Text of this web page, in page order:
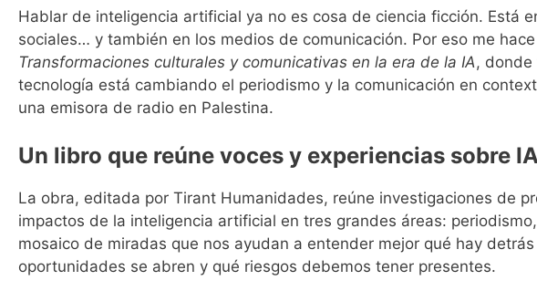
Hablar de inteligencia artificial ya no es cosa de ciencia ficción. Está
sociales… y también en los medios de comunicación. Por eso me
Transformaciones culturales y comunicativas en la era de la IA, donde
tecnología está cambiando el periodismo y la comunicación en
una emisora de radio en Palestina.
Un libro que reúne voces y experiencias sobre IA
La obra, editada por Tirant Humanidades, reúne investigaciones de
impactos de la inteligencia artificial en tres grandes áreas:
mosaico de miradas que nos ayudan a entender mejor qué hay
oportunidades se abren y qué riesgos debemos tener presentes.